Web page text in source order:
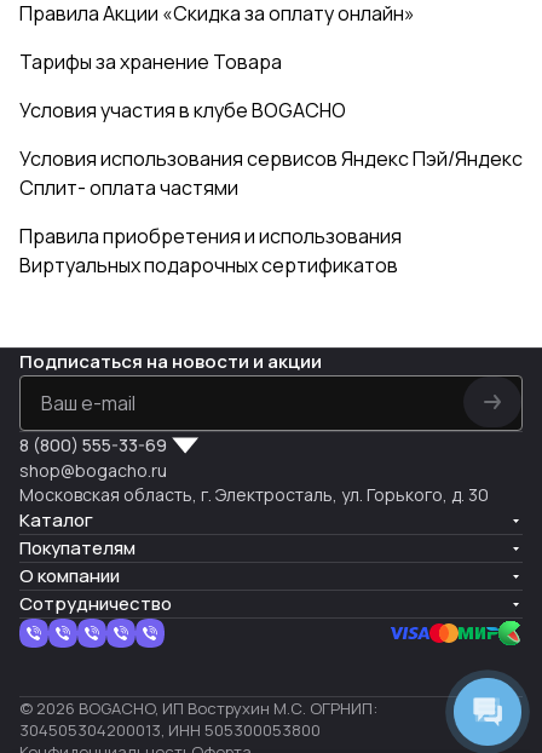
Правила Акции «Скидка за оплату онлайн»
Тарифы за хранение Товара
Условия участия в клубе BOGACHO
Условия использования сервисов Яндекс Пэй/Яндекс
Сплит- оплата частями
Правила приобретения и использования
Виртуальных подарочных сертификатов
Подписаться на новости и акции
8 (800) 555-33-69
shop@bogacho.ru
Московская область, г. Электросталь, ул. Горького, д. 30
Каталог
Покупателям
О компании
Сотрудничество
© 2026 BOGACHO, ИП Вострухин М.С. ОГРНИП:
304505304200013, ИНН 505300053800